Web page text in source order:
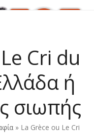
Cri du
ή
σιωπής
» La Grèce ou Le Cri